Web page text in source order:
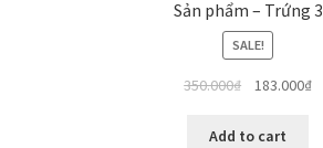
Sản phẩm – Trứng 3
SALE!
350.000₫ 183.000₫
Add to cart